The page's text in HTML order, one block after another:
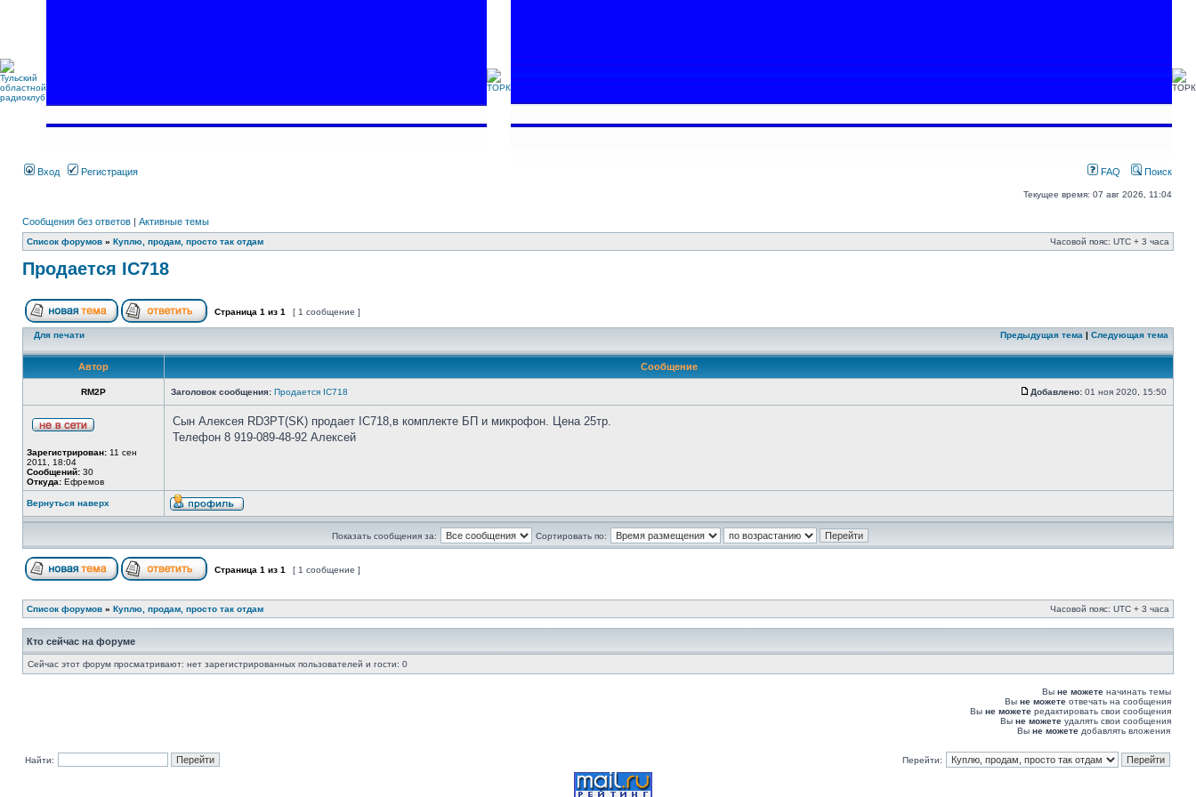
Вход Регистрация FAQ Поиск
Текущее время: 07 авг 2026, 11:04
Сообщения без ответов | Активные темы
Список форумов » Куплю, продам, просто так отдам Часовой пояс: UTC + 3 часа
Продается IC718
Страница 1 из 1 [ 1 сообщение ]
Для печати Предыдущая тема | Следующая тема
Автор Сообщение
RM2P Заголовок сообщения: Продается IC718 Добавлено: 01 ноя 2020, 15:50
Зарегистрирован: 11 сен
2011, 18:04
Сообщений: 30
Откуда: Ефремов
Сын Алексея RD3PT(SK) продает IC718,в комплекте БП и микрофон. Цена 25тр.
Телефон 8 919-089-48-92 Алексей
Вернуться наверх
Показать сообщения за: Сортировать по:
Страница 1 из 1 [ 1 сообщение ]
Список форумов » Куплю, продам, просто так отдам Часовой пояс: UTC + 3 часа
Кто сейчас на форуме
Сейчас этот форум просматривают: нет зарегистрированных пользователей и гости: 0
Вы не можете начинать темы
Вы не можете отвечать на сообщения
Вы не можете редактировать свои сообщения
Вы не можете удалять свои сообщения
Вы не можете добавлять вложения
Найти: Перейти: